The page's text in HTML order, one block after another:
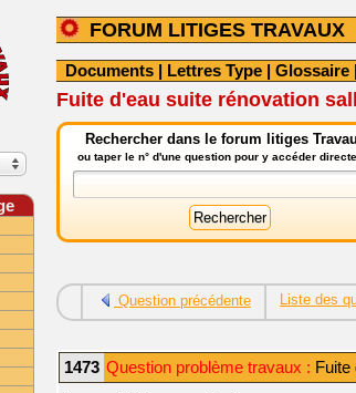
FORUM LITIGES TRAVAUX
Documents | Lettres Type | Glossaire |
Fuite d'eau suite rénovation
Rechercher dans le forum litiges
ou taper le n° d'une question pour y accéder
Question précédente Liste des
1473 Question problème travaux :